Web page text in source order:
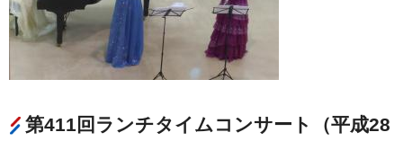
第411回ランチタイムコンサート（平成28